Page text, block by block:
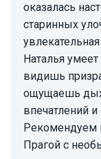
оказалась
старинных
Наталья
видишь
ощущаешь
впечатлений
Рекомендуем
Прагой с